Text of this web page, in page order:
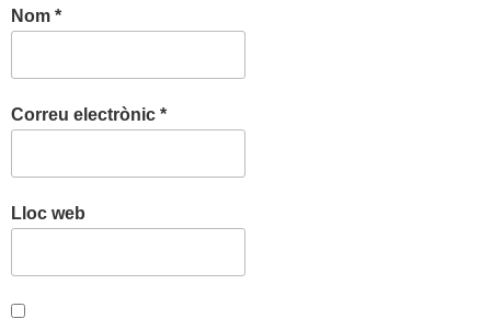
Nom *
Correu electrònic *
Lloc web